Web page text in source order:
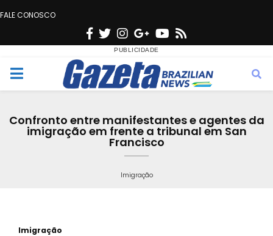
FALE CONOSCO
F
c
e
o
T
w
i
t
e
r
n
s
t
g
r
a
m
G
o
o
g
e
Y
u
t
b
s
M
Confronto entre manifestantes e agentes da
imigração em frente a tribunal em San
Francisco
Imigração
Imigração